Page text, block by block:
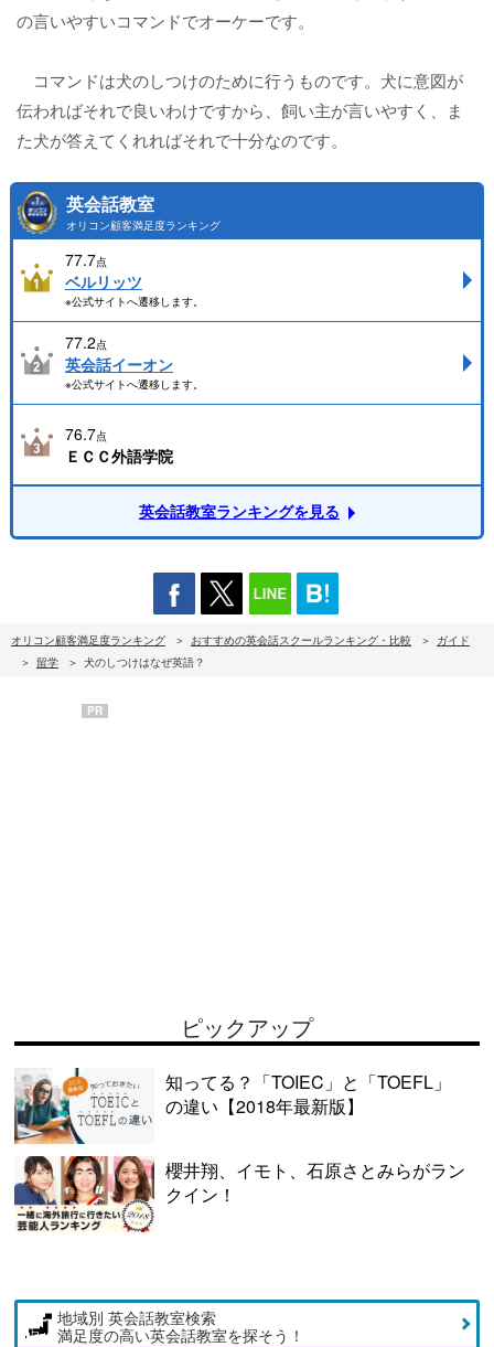
の言いやすいコマンドでオーケーです。
コマンドは犬のしつけのために行うものです。犬に意図が
伝わればそれで良いわけですから、飼い主が言いやすく、ま
た犬が答えてくれればそれで十分なのです。
英会話教室
オリコン顧客満足度ランキング
77.7点
ベルリッツ
※公式サイトへ遷移します。
77.2点
英会話イーオン
※公式サイトへ遷移します。
76.7点
ＥＣＣ外語学院
英会話教室ランキングを見る
オリコン顧客満足度ランキング おすすめの英会話スクールランキング・比較
ガイド
留学
犬のしつけはなぜ英語？
PR
ピックアップ
知ってる？「TOIEC」と「TOEFL」
の違い【2018年最新版】
櫻井翔、イモト、石原さとみらがラン
クイン！
地域別 英会話教室検索
満足度の高い英会話教室を探そう！